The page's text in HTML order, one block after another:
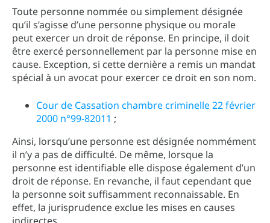
Toute personne nommée ou simplement désignée
qu’il s’agisse d’une personne physique ou morale
peut exercer un droit de réponse. En principe, il doit
être exercé personnellement par la personne mise en
cause. Exception, si cette dernière a remis un mandat
spécial à un avocat pour exercer ce droit en son nom.
Cour de Cassation chambre criminelle 22 février
2000 n°99-82011 ;
Ainsi, lorsqu’une personne est désignée nommément
il n’y a pas de difficulté. De même, lorsque la
personne est identifiable elle dispose également d’un
droit de réponse. En revanche, il faut cependant que
la personne soit suffisamment reconnaissable. En
effet, la jurisprudence exclue les mises en causes